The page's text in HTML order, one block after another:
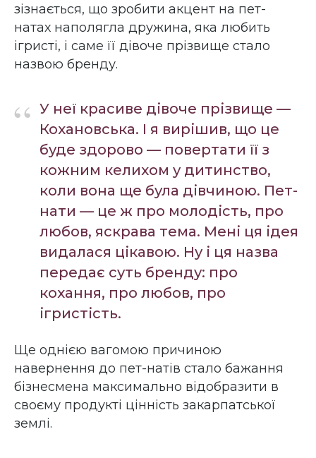
зізнається, що зробити акцент на пет-
натах наполягла дружина, яка любить
ігристі, і саме її дівоче прізвище стало
назвою бренду.
“ У неї красиве дівоче прізвище —
Кохановська. І я вирішив, що це
буде здорово — повертати її з
кожним келихом у дитинство,
коли вона ще була дівчиною. Пет-
нати — це ж про молодість, про
любов, яскрава тема. Мені ця ідея
видалася цікавою. Ну і ця назва
передає суть бренду: про
кохання, про любов, про
ігристість.
Ще однією вагомою причиною
навернення до пет-натів стало бажання
бізнесмена максимально відобразити в
своєму продукті цінність закарпатської
землі.